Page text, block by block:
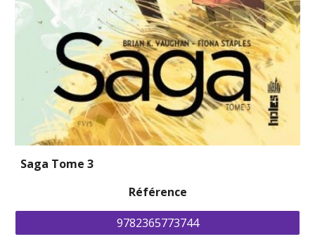
Saga Tome 3
Référence
9782365773744